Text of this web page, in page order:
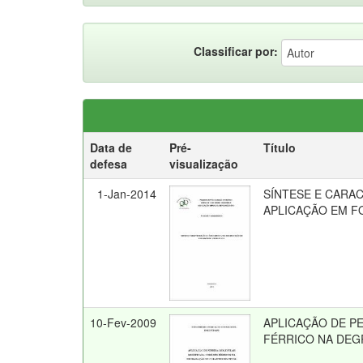
Classificar por:
Data de
defesa
Pré-
visualização
Título
1-Jan-2014
SÍNTESE E
APLICAÇÃO EM
10-Fev-2009
APLICAÇÃO DE
FÉRRICO NA